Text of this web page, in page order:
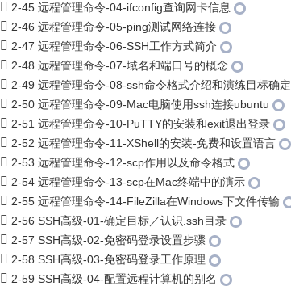
2-45 远程管理命令-04-ifconfig查询网卡信息
2-46 远程管理命令-05-ping测试网络连接
2-47 远程管理命令-06-SSH工作方式简介
2-48 远程管理命令-07-域名和端口号的概念
2-49 远程管理命令-08-ssh命令格式介绍和演练目标确定
2-50 远程管理命令-09-Mac电脑使用ssh连接ubuntu
2-51 远程管理命令-10-PuTTY的安装和exit退出登录
2-52 远程管理命令-11-XShell的安装-免费和设置语言
2-53 远程管理命令-12-scp作用以及命令格式
2-54 远程管理命令-13-scp在Mac终端中的演示
2-55 远程管理命令-14-FileZilla在Windows下文件传输
2-56 SSH高级-01-确定目标／认识.ssh目录
2-57 SSH高级-02-免密码登录设置步骤
2-58 SSH高级-03-免密码登录工作原理
2-59 SSH高级-04-配置远程计算机的别名